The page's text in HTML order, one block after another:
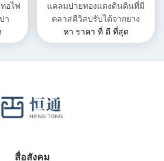
อไฟ
า
แคลมปายทองแดงดินดินที่มี
คลาสคีวิสปรับได้จากยาง
หา ราคา ที่ ดี ที่สุด
สื่อสังคม